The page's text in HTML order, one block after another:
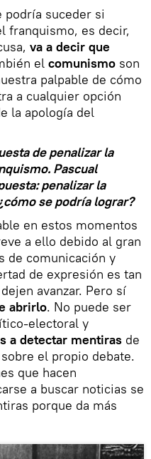
podría suceder si
franquismo, es decir,
va a decir que
el comunismo son
palpable de cómo
a cualquier opción
la apología del
de penalizar la
Pascual
penalizar la
se podría lograr?
en estos momentos
a ello debido al gran
de comunicación y
de expresión es tan
avanzar. Pero sí
abrirlo. No puede ser
electoral y
a detectar mentiras de
sobre el propio debate.
que hacen
a buscar noticias se
porque da más